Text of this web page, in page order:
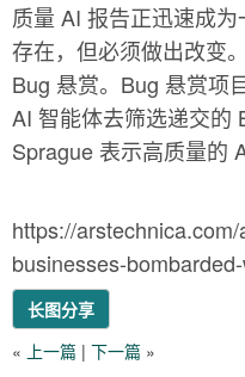
质量 AI 报告正迅速成
存在，但必须做出改变
Bug 悬赏。Bug 悬赏项
AI 智能体去筛选递交的
Sprague 表示高质量的
https://
businesses-
长图分享
« 上一篇 | 下一篇 »